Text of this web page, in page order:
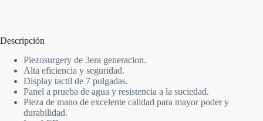
Descripción
Piezosurgery de 3era generacion.
Alta eficiencia y seguridad.
Display tactil de 7 pulgadas.
Panel a prueba de agua y resistencia a la suciedad.
Pieza de mano de excelente calidad para mayor poder y
durabilidad.